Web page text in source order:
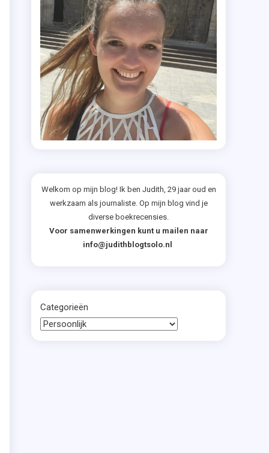
Welkom op mijn blog! Ik ben Judith, 29 jaar oud en
werkzaam als journaliste. Op mijn blog vind je
diverse boekrecensies.
Voor samenwerkingen kunt u mailen naar
info@judithblogtsolo.nl
Categorieën